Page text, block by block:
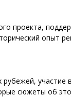
проекта,
опыт
сюжеты об